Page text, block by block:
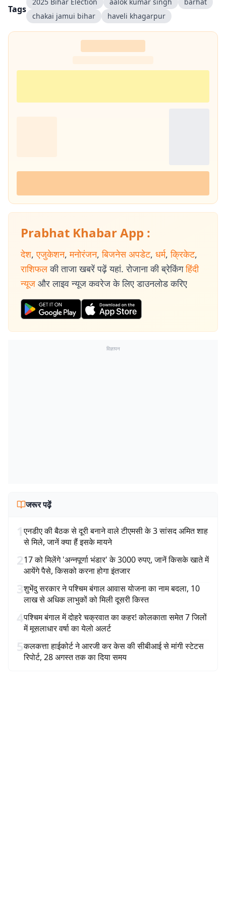
Tags
chakai jamui bihar
haveli khagarpur
Prabhat Khabar App :
देश, एजुकेशन, मनोरंजन, बिजनेस अपडेट, धर्म, क्रिकेट,
राशिफल की ताजा खबरें पढ़ें यहां. रोजाना की ब्रेकिंग हिंदी
न्यूज और लाइव न्यूज कवरेज के लिए डाउनलोड करिए
विज्ञापन
जरूर पढ़ें
1एनडीए की बैठक से दूरी बनाने वाले टीएमसी के 3 सांसद अमित शाह
से मिले, जानें क्या हैं इसके मायने
217 को मिलेंगे 'अन्नपूर्णा भंडार' के 3000 रुपए, जानें किसके खाते में
आयेंगे पैसे, किसको करना होगा इंतजार
3शुभेंदु सरकार ने पश्चिम बंगाल आवास योजना का नाम बदला, 10
लाख से अधिक लाभुकों को मिली दूसरी किस्त
4पश्चिम बंगाल में दोहरे चक्रवात का कहर! कोलकाता समेत 7 जिलों
में मूसलाधार वर्षा का येलो अलर्ट
5कलकत्ता हाईकोर्ट ने आरजी कर केस की सीबीआई से मांगी स्टेटस
रिपोर्ट, 28 अगस्त तक का दिया समय